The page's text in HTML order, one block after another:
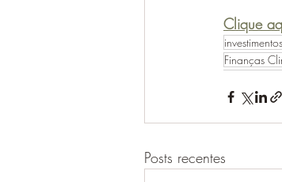
Clique
Finanças
Posts recentes